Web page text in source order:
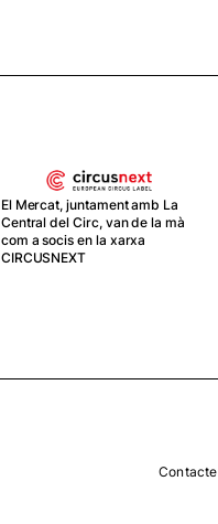
El Mercat, juntament amb La
Central del Circ, van de la mà
com a socis en la xarxa
CIRCUSNEXT
Contacte